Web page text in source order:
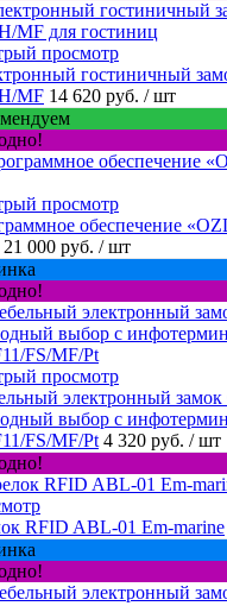
просмотр
гостиничный
MF 14 620 руб. / шт
просмотр
обеспечение
21 000 руб. / шт
просмотр
электронный замок
выбор с
FS/MF/Pt 4 320 руб. / шт
RFID ABL-01 Em-marine